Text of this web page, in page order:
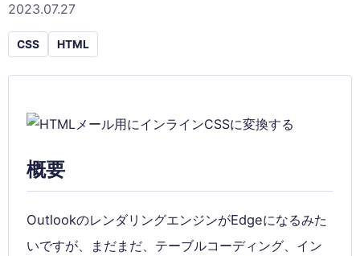
2023.07.27
CSS HTML
概要
OutlookのレンダリングエンジンがEdgeになるみた
いですが、まだまだ、テーブルコーディング、イン